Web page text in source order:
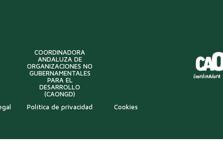
COORDINADORA
ANDALUZA DE
ORGANIZACIONES NO
GUBERNAMENTALES
PARA EL
DESARROLLO
(CAONGD)
Política de privacidad Cookies